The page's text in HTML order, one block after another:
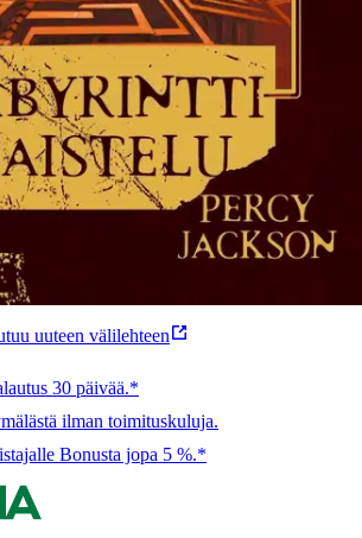
tuotetietoihin?
Jos tuotetiedoissa on puutteita tai niitä
palautetta.
uuteen välilehteen
30 päivää.*
ilman toimituskuluja.
Bonusta jopa 5 %.*